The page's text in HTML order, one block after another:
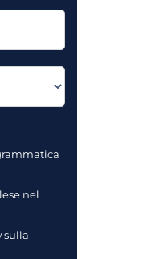
nel
sulla